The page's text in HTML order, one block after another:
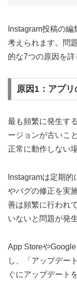
Instagram投稿の
考えられます。問
的な7つの原因を詳
原因1：アプ
最も頻繁に発生す
ージョンが古いこ
正常に動作しない
Instagramは定期
やバグの修正を実
善は頻繁に行われ
いないと問題が発
App Storeや
し、「アップデー
ぐにアップデート